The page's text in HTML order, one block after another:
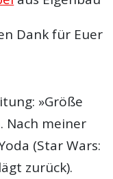
Dank für Euer
»Größe
Nach meiner
(Star Wars:
zurück).